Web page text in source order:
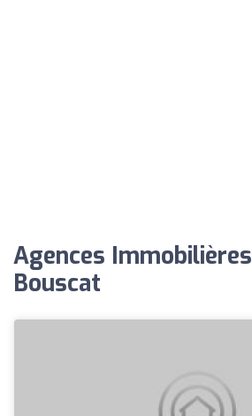
Agences
Bouscat